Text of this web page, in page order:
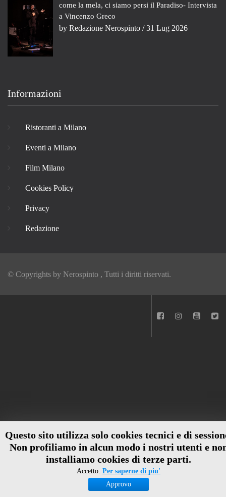
Questo sito utilizza solo cookies tecnici e di
Non profiliamo in alcun modo i nostri utenti e
installiamo cookies di terze parti.
Accetto. Per saperne di piu'
Approvo
come la mela, ci siamo persi il Paradiso- Intervista
a Vincenzo Greco
by Redazione Nerospinto / 31 Lug 2026
Informazioni
Ristoranti a Milano
Eventi a Milano
Film Milano
Cookies Policy
Privacy
Redazione
© Copyrights by Nerospinto , Tutti i diritti riservati.